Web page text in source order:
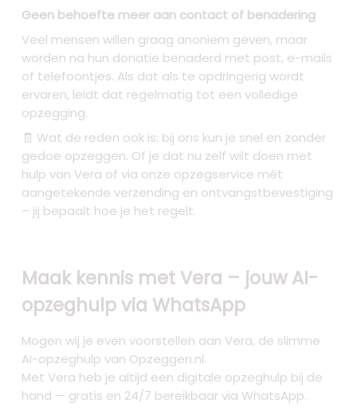
Geen behoefte meer aan contact of benadering
Veel mensen willen graag anoniem geven, maar
worden na hun donatie benaderd met post, e-mails
of telefoontjes. Als dat als te opdringerig wordt
ervaren, leidt dat regelmatig tot een volledige
opzegging.
🧾 Wat de reden ook is: bij ons kun je snel en zonder
gedoe opzeggen. Of je dat nu zelf wilt doen met
hulp van Vera of via onze opzegservice mét
aangetekende verzending en ontvangstbevestiging
– jij bepaalt hoe je het regelt.
Maak kennis met Vera – jouw AI-
opzeghulp via WhatsApp
Mogen wij je even voorstellen aan Vera, de slimme
AI-opzeghulp van Opzeggen.nl.
Met Vera heb je altijd een digitale opzeghulp bij de
hand — gratis en 24/7 bereikbaar via WhatsApp.